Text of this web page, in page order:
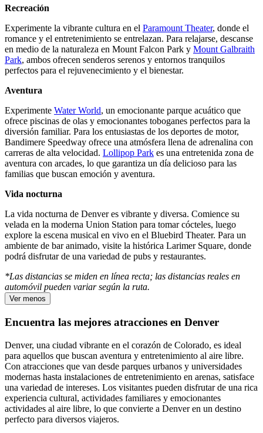
Recreación
Experimente la vibrante cultura en el Paramount Theater, donde el
romance y el entretenimiento se entrelazan. Para relajarse, descanse
en medio de la naturaleza en Mount Falcon Park y Mount Galbraith
Park, ambos ofrecen senderos serenos y entornos tranquilos
perfectos para el rejuvenecimiento y el bienestar.
Aventura
Experimente Water World, un emocionante parque acuático que
ofrece piscinas de olas y emocionantes toboganes perfectos para la
diversión familiar. Para los entusiastas de los deportes de motor,
Bandimere Speedway ofrece una atmósfera llena de adrenalina con
carreras de alta velocidad. Lollipop Park es una entretenida zona de
aventura con arcades, lo que garantiza un día delicioso para las
familias que buscan emoción y aventura.
Vida nocturna
La vida nocturna de Denver es vibrante y diversa. Comience su
velada en la moderna Union Station para tomar cócteles, luego
explore la escena musical en vivo en el Bluebird Theater. Para un
ambiente de bar animado, visite la histórica Larimer Square, donde
podrá disfrutar de una variedad de pubs y restaurantes.
*Las distancias se miden en línea recta; las distancias reales en
automóvil pueden variar según la ruta.
Ver menos
Encuentra las mejores atracciones en Denver
Denver, una ciudad vibrante en el corazón de Colorado, es ideal
para aquellos que buscan aventura y entretenimiento al aire libre.
Con atracciones que van desde parques urbanos y universidades
modernas hasta instalaciones de entretenimiento en arenas, satisface
una variedad de intereses. Los visitantes pueden disfrutar de una rica
experiencia cultural, actividades familiares y emocionantes
actividades al aire libre, lo que convierte a Denver en un destino
perfecto para diversos viajeros.